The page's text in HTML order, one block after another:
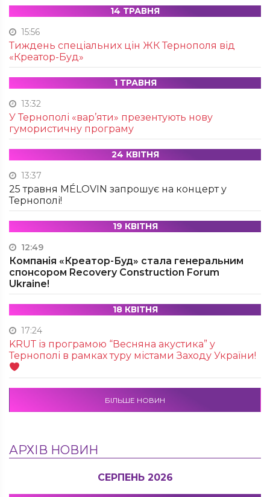
14 ТРАВНЯ
15:56
Тиждень спеціальних цін ЖК Тернополя від
«Креатор-Буд»
1 ТРАВНЯ
13:32
У Тернополі «вар’яти» презентують нову
гумористичну програму
24 КВІТНЯ
13:37
25 травня MÉLOVIN запрошує на концерт у
Тернополі!
19 КВІТНЯ
12:49
Компанія «Креатор-Буд» стала генеральним
спонсором Recovery Construction Forum
Ukraine!
18 КВІТНЯ
17:24
KRUТ із програмою “Весняна акустика” у
Тернополі в рамках туру містами Заходу України!
БІЛЬШЕ НОВИН
АРХІВ НОВИН
СЕРПЕНЬ 2026